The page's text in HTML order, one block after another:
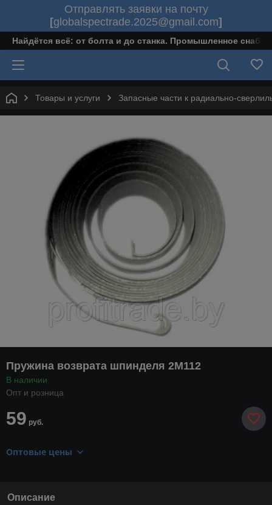
Отправлять заявки на почту
[globalspectrade.2025@gmail.com]
Найдётся всё: от болта и до станка. Промышленное
Товары и услуги Запасные части к радиально-
Пружина возврата шпинделя 2М112
В наличии
Опт и розница
59 руб.
Оптовые цены
Описание